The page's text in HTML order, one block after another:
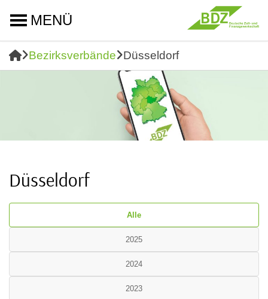
MENÜ
Bezirksverbände Düsseldorf
Düsseldorf
Alle
2025
2024
2023